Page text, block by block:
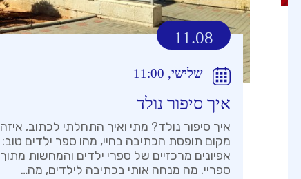
11.08
שלישי, 11:00
איך סיפור נולד
איך סיפור נולד? מתי ואיך התחלתי לכתוב, איזה
מקום תופסת הכתיבה בחיי, מהו ספר ילדים טוב:
אפיונים מרכזיים של ספרי ילדים והמחשות מתוך
ספריי. מה מנחה אותי בכתיבה לילדים, מה…